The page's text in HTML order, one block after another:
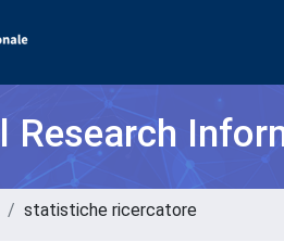
Research
statistiche ricercatore